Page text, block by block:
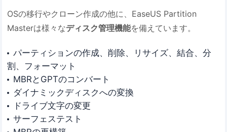
OSの移行やクローン作成の他に、EaseUS Partition
Masterは様々なディスク管理機能を備えています。
パーティションの作成、削除、リサイズ、結合、分
割、フォーマット
MBRとGPTのコンバート
ダイナミックディスクへの変換
ドライブ文字の変更
サーフェステスト